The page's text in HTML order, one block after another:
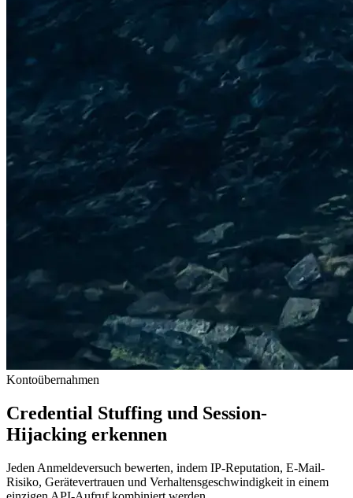
Kontoübernahmen
Credential Stuffing und Session-
Hijacking erkennen
Jeden Anmeldeversuch bewerten, indem IP-Reputation, E-Mail-
Risiko, Gerätevertrauen und Verhaltensgeschwindigkeit in einem